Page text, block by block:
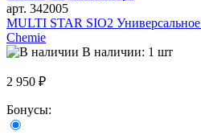
арт. 342005
MULTI STAR SIO2
Chemie
В наличии: 1 шт
2 950 ₽
Бонусы: